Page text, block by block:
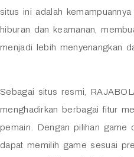
situs ini adalah
hiburan dan keamanan,
menjadi lebih menyenangkan
Sebagai situs resmi,
menghadirkan berbagai fitur
pemain. Dengan pilihan game
dapat memilih game sesuai